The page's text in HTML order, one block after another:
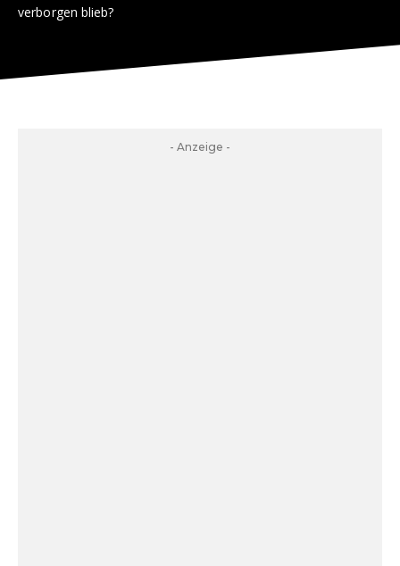
verborgen blieb?
- Anzeige -